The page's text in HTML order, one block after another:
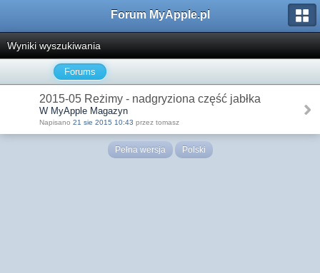
Forum MyApple.pl
Wyniki wyszukiwania
Forums
2015-05 Reżimy - nadgryziona część jabłka
W MyApple Magazyn
Napisano 21 sie 2015 10:43 przez tomasz
Pełna wersja Polski